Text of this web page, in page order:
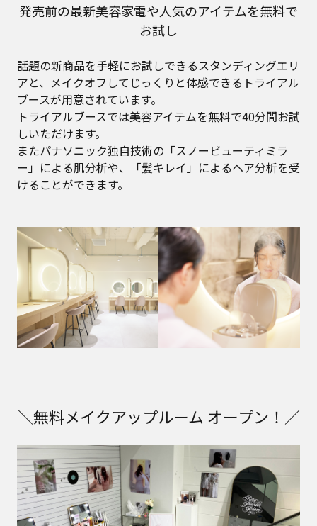
発売前の最新美容家電や人気のアイテムを無料で
お試し
話題の新商品を手軽にお試しできるスタンディングエリ
アと、メイクオフしてじっくりと体感できるトライアル
ブースが用意されています。
トライアルブースでは美容アイテムを無料で40分間お試
しいただけます。
またパナソニック独自技術の「スノービューティミラ
ー」による肌分析や、「髪キレイ」によるヘア分析を受
けることができます。
＼無料メイクアップルーム オープン！／